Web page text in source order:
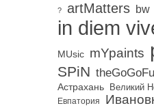
? artMatters bw
in diem
MUsic mYpaints
SPiN
Астрахань Великий
Евпатория